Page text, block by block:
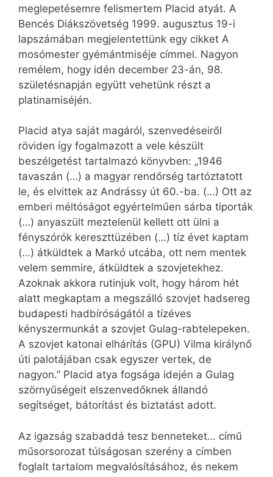
meglepetésemre felismertem Placid atyát. A
Bencés Diákszövetség 1999. augusztus 19-i
lapszámában megjelentettünk egy cikket A
mosómester gyémántmiséje címmel. Nagyon
remélem, hogy idén december 23-án, 98.
születésnapján együtt vehetünk részt a
platinamiséjén.
Placid atya saját magáról, szenvedéseiről
röviden így fogalmazott a vele készült
beszélgetést tartalmazó könyvben: „1946
tavaszán (…) a magyar rendőrség tartóztatott
le, és elvittek az Andrássy út 60.-ba. (…) Ott az
emberi méltóságot egyértelműen sárba tiporták
(…) anyaszült meztelenül kellett ott ülni a
fényszórók kereszttüzében (…) tíz évet kaptam
(…) átküldtek a Markó utcába, ott nem mentek
velem semmire, átküldtek a szovjetekhez.
Azoknak akkora rutinjuk volt, hogy három hét
alatt megkaptam a megszálló szovjet hadsereg
budapesti hadbíróságától a tízéves
kényszermunkát a szovjet Gulag-rabtelepeken.
A szovjet katonai elhárítás (GPU) Vilma királynő
úti palotájában csak egyszer vertek, de
nagyon.” Placid atya fogsága idején a Gulag
szörnyűségeit elszenvedőknek állandó
segítséget, bátorítást és biztatást adott.
Az igazság szabaddá tesz benneteket… című
műsorsorozat túlságosan szerény a címben
foglalt tartalom megvalósításához, és nekem